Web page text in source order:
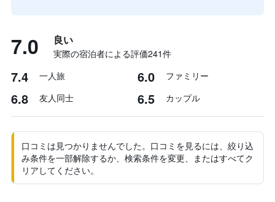
7.0 良い
実際の宿泊者による評価241​件
7.4 一人旅 6.0 ファミリー
6.8 友人同士 6.5 カップル
口コミは見つかりませんでした。口コミを見るには、絞り込
み条件を一部解除するか、検索条件を変更、またはすべてク
リアしてください。